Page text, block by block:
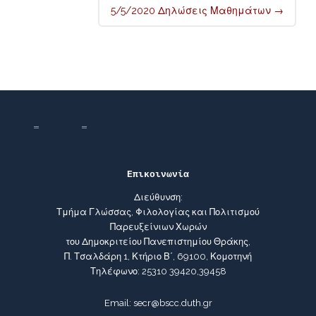
5/5/2020 Δηλώσεις Μαθημάτων →
Επικοινωνία
Διεύθυνση:
Τμήμα Γλώσσας, Φιλολογίας και Πολιτισμού
Παρευξείνιων Χωρών
του Δημοκριτείου Πανεπιστημίου Θράκης,
Π. Τσαλδάρη 1, Κτήριο Β΄, 69100, Κομοτηνή
Τηλέφωνο: 25310 39420,39458
Email: secr@bscc.duth.gr